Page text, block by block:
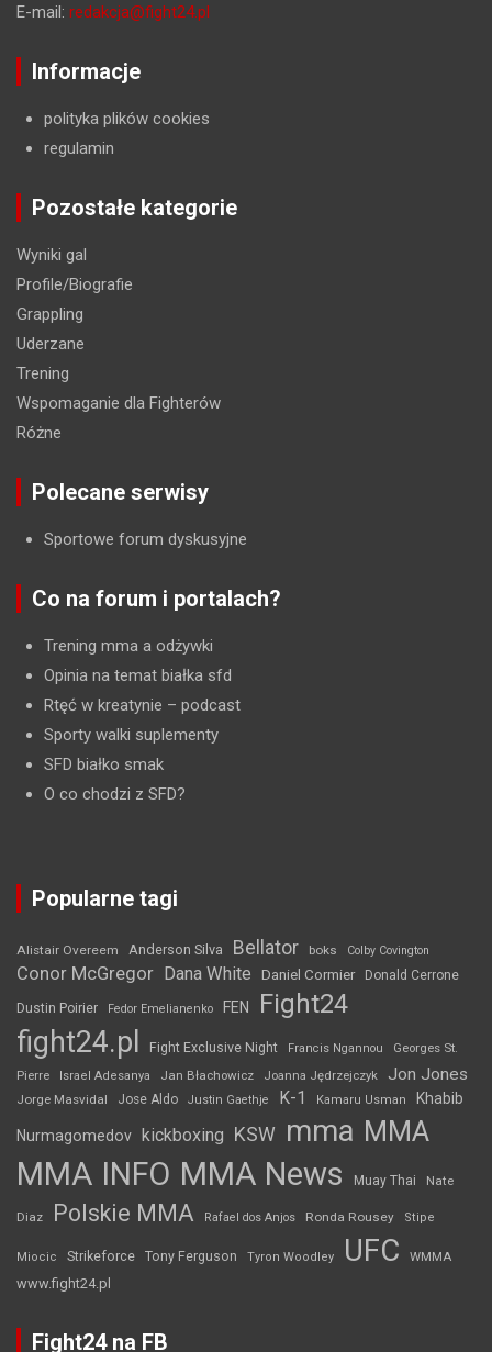
E-mail: redakcja@fight24.pl
Informacje
polityka plików cookies
regulamin
Pozostałe kategorie
Wyniki gal
Profile/Biografie
Grappling
Uderzane
Trening
Wspomaganie dla Fighterów
Różne
Polecane serwisy
Sportowe forum dyskusyjne
Co na forum i portalach?
Trening mma a odżywki
Opinia na temat białka sfd
Rtęć w kreatynie – podcast
Sporty walki suplementy
SFD białko smak
O co chodzi z SFD?
Popularne tagi
Alistair Overeem Anderson Silva Bellator boks Colby Covington
Conor McGregor Dana White Daniel Cormier Donald Cerrone
Dustin Poirier Fedor Emelianenko FEN Fight24
fight24.pl Fight Exclusive Night Francis Ngannou
Georges St.
Pierre
Israel Adesanya Jan Błachowicz Joanna Jędrzejczyk Jon Jones
Jorge Masvidal Jose Aldo Justin Gaethje K-1 Kamaru Usman Khabib
Nurmagomedov kickboxing KSW mma MMA
MMA INFO MMA News Muay Thai Nate
Diaz Polskie MMA Rafael dos Anjos Ronda Rousey Stipe
Miocic Strikeforce Tony Ferguson Tyron Woodley UFC WMMA
www.fight24.pl
Fight24 na FB